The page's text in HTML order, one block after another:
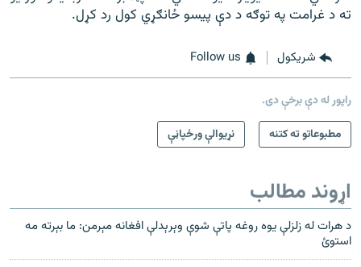
ته د غرامت په توګه د دې پيسو ځانګړي کول رد کړل.
شريکول Follow us
راپور له دې برخې دی.
مطبوعاتو ته کتنه
نړیوالې ورځپاڼې
اړوند مطالب
د هرات له زلزلې یوه روغه پاتې شوې وېرېدلې افغانه مېرمن: ما بېرته مه
استوئ